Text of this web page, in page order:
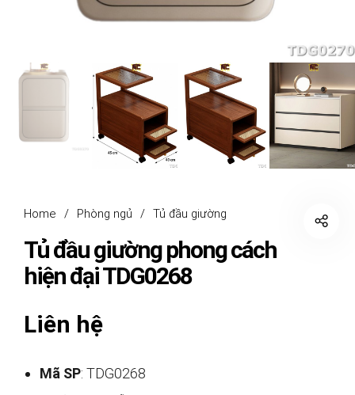
Home / Phòng ngủ / Tủ đầu giường
Tủ đầu giường phong cách
hiện đại TDG0268
Liên hệ
Mã SP: TDG0268